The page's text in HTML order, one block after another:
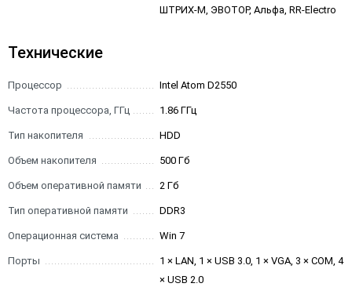
ШТРИХ-М, ЭВОТОР, Альфа, RR-Electro
Технические
Процессор Intel Atom D2550
Частота процессора, ГГц 1.86 ГГц
Тип накопителя HDD
Объем накопителя 500 Гб
Объем оперативной памяти 2 Гб
Тип оперативной памяти DDR3
Операционная система Win 7
Порты
1 × LAN, 1 × USB 3.0, 1 × VGA, 3 × COM, 4
× USB 2.0